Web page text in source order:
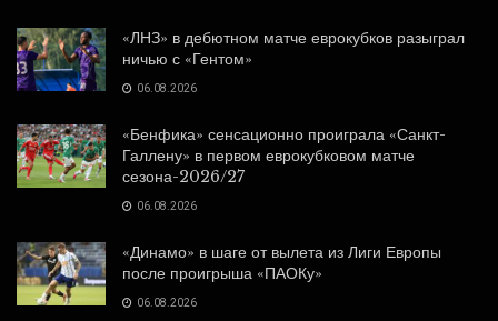
«ЛНЗ» в дебютном матче еврокубков разыграл
ничью с «Гентом»
06.08.2026
«Бенфика» сенсационно проиграла «Санкт-
Галлену» в первом еврокубковом матче
сезона-2026/27
06.08.2026
«Динамо» в шаге от вылета из Лиги Европы
после проигрыша «ПАОКу»
06.08.2026